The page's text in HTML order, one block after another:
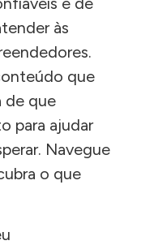
às
que
de que
para ajudar
Navegue
o que